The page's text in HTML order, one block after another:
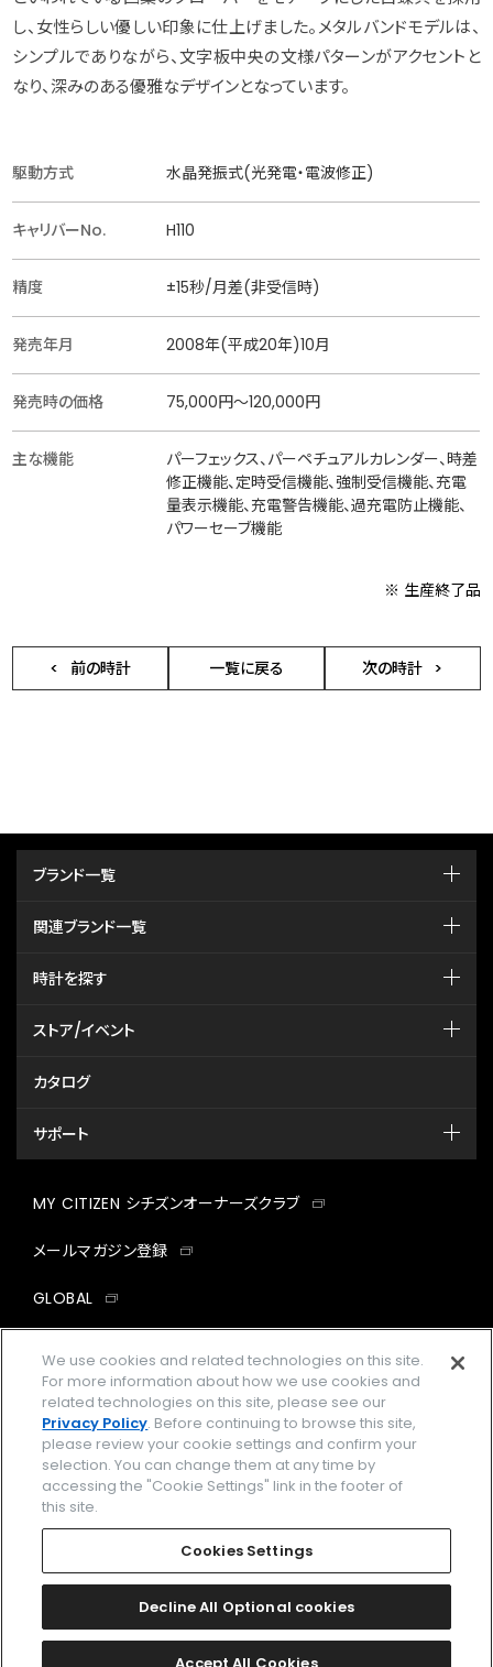
し、女性らしい優しい印象に仕上げました。メタルバンドモデルは、
シンプルでありながら、文字板中央の文様パターンがアクセントと
なり、深みのある優雅なデザインとなっています。
駆動方式 水晶発振式(光発電・電波修正)
キャリバーNo. H110
精度 ±15秒/月差(非受信時)
発売年月 2008年(平成20年)10月
発売時の価格 75,000円〜120,000円
主な機能
パーフェックス、パーペチュアルカレンダー、時差
修正機能、定時受信機能、強制受信機能、充電
量表示機能、充電警告機能、過充電防止機能、
パワーセーブ機能
※ 生産終了品
前の時計 一覧に戻る 次の時計
ブランド一覧
関連ブランド一覧
時計を探す
ストア/イベント
カタログ
サポート
MY CITIZEN シチズンオーナーズクラブ
メールマガジン登録
GLOBAL
facebookinstagramtwitter
企業情報 ご利用規約
プライバシーポリシー Cookies Settings
Amazon PayはAmazon.com, Inc.またはその関連会社の商標です。
2026 CITIZEN WATCH CO., LTD.
We use cookies and related technologies on this site.
For more information about how we use cookies and
related technologies on this site, please see our
Privacy Policy. Before continuing to browse this site,
please review your cookie settings and confirm your
selection. You can change them at any time by
accessing the "Cookie Settings" link in the footer of
this site.
Cookies Settings
Decline All Optional cookies